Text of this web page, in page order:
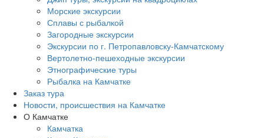
Морские экскурсии
Сплавы с рыбалкой
Загородные экскурсии
Экскурсии по г. Петропавловску-Камчатскому
Вертолетно-пешеходные экскурсии
Этнографические туры
Рыбалка на Камчатке
Заказ тура
Новости, происшествия на Камчатке
О Камчатке
Камчатка